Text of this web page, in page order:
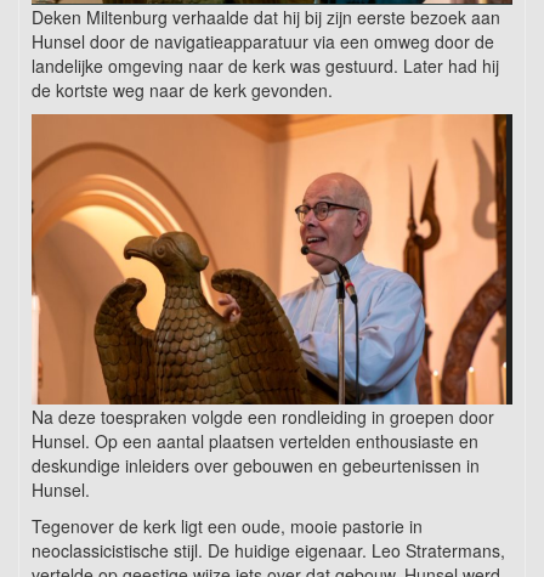
Deken Miltenburg verhaalde dat hij bij zijn eerste bezoek aan
Hunsel door de navigatieapparatuur via een omweg door de
landelijke omgeving naar de kerk was gestuurd. Later had hij
de kortste weg naar de kerk gevonden.
Na deze toespraken volgde een rondleiding in groepen door
Hunsel. Op een aantal plaatsen vertelden enthousiaste en
deskundige inleiders over gebouwen en gebeurtenissen in
Hunsel.
Tegenover de kerk ligt een oude, mooie pastorie in
neoclassicistische stijl. De huidige eigenaar. Leo Stratermans,